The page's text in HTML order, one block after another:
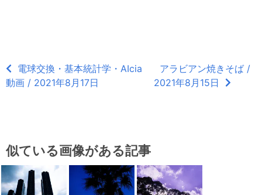
電球交換・基本統計学・AIcia
動画 / 2021年8月17日
アラビアン焼きそば /
2021年8月15日
似ている画像がある記事